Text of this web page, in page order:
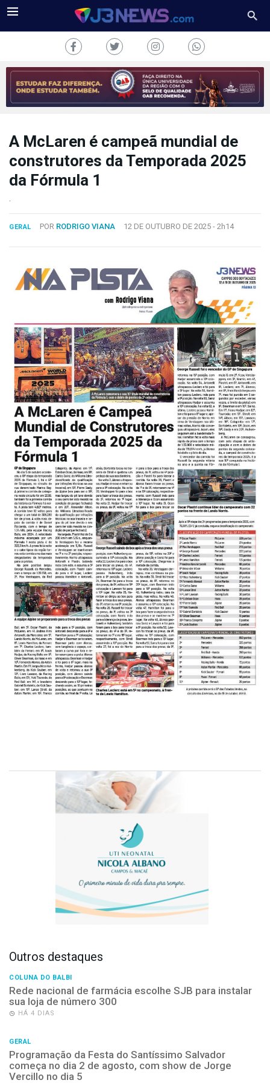
J3NEWS
CONOSCO
Copyright
Desenvolvido
Tecnologia
Sistemas
A McLaren é campeã mundial de
construtores da Temporada 2025
da Fórmula 1
GERAL POR RODRIGO VIANA 12 DE OUTUBRO DE 2025 - 2h14
Outros destaques
COLUNA DO BALBI
Rede nacional de farmácia escolhe SJB para instalar
sua loja de número 300
HÁ 4 DIAS
GERAL
Programação da Festa do Santíssimo Salvador
começa no dia 2 de agosto, com show de Jorge
Vercillo no dia 5